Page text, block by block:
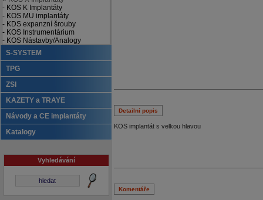
- KOS K Implantáty
- KOS MU implantáty
- KDS expanzní šrouby
- KOS Instrumentárium
- KOS Nástavby/Analogy
S-SYSTEM
TPG
ZSI
KAZETY a TRAYE
Návody a CE implantáty
Katalogy
Vyhledávání
Detailní popis
KOS implantát s velkou hlavou
Komentáře